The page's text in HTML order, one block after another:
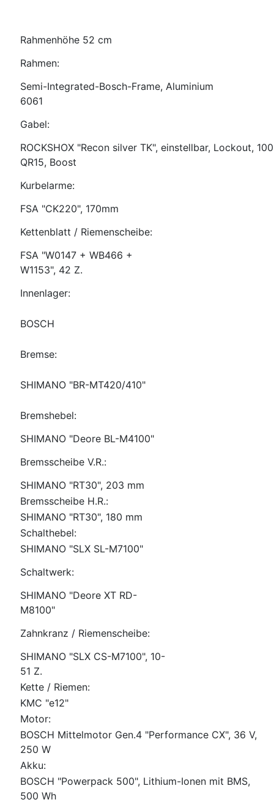
Rahmenhöhe 52 cm
Rahmen:
Semi-Integrated-Bosch-Frame, Aluminium
6061
Gabel:
ROCKSHOX "Recon silver TK", einstellbar, Lockout,
QR15, Boost
Kurbelarme:
FSA "CK220", 170mm
Kettenblatt / Riemenscheibe:
FSA "W0147 + WB466 +
W1153", 42 Z.
Innenlager:
BOSCH
Bremse:
SHIMANO "BR-MT420/410"
Bremshebel:
SHIMANO "Deore BL-M4100"
Bremsscheibe V.R.:
SHIMANO "RT30", 203 mm
Bremsscheibe H.R.:
SHIMANO "RT30", 180 mm
Schalthebel:
SHIMANO "SLX SL-M7100"
Schaltwerk:
SHIMANO "Deore XT RD-
M8100"
Zahnkranz / Riemenscheibe:
SHIMANO "SLX CS-M7100", 10-
51 Z.
Kette / Riemen:
KMC "e12"
Motor:
BOSCH Mittelmotor Gen.4 "Performance CX", 36 V,
250 W
Akku:
BOSCH "Powerpack 500", Lithium-Ionen mit BMS,
500 Wh